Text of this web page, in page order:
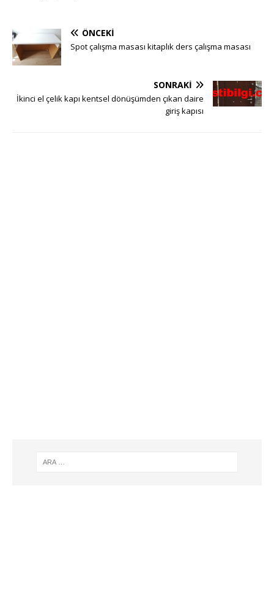
ÖNCEKI
Spot çalışma masası kitaplık ders çalışma masası
SONRAKI
İkinci el çelik kapı kentsel dönüşümden çıkan daire
giriş kapısı